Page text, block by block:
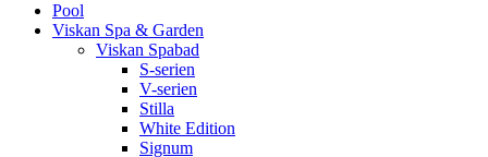
Pool
Viskan Spa & Garden
Viskan Spabad
S-serien
V-serien
Stilla
White Edition
Signum